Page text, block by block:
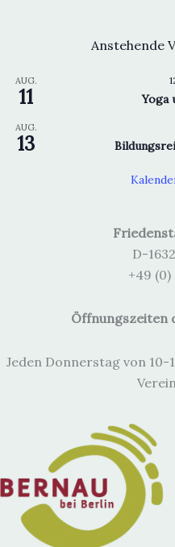
Anstehende
AUG.
11 Yoga
AUG.
13
D-
+49 (0)
Öffnungszeiten
Jeden Donnerstag von